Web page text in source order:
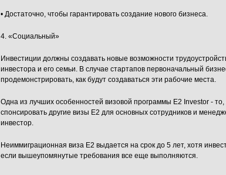
• Достаточно, чтобы гарантировать создание нового бизнеса.
4. «Социальный»
Инвестиции должны создавать новые возможности
инвестора и его семьи. В случае стартапов первоначальный
продемонстрировать, как будут создаваться эти рабочие места.
Одна из лучших особенностей визовой программы E2 Investor -
спонсировать другие визы E2 для основных сотрудников и
инвестор.
Неиммиграционная виза Е2 выдается на срок до 5 лет, хотя
если вышеупомянутые требования все еще выполняются.